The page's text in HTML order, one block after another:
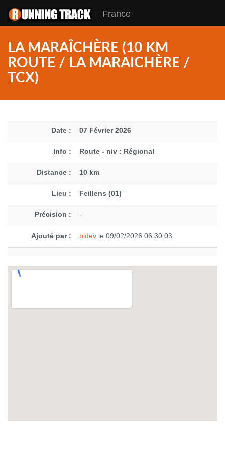
France
LA MARAÎCHÈRE (10 KM
ROUTE / LA MARAICHÈRE /
TCX)
Date : 07 Février 2026
Info : Route - niv : Régional
Distance : 10 km
Lieu : Feillens (01)
Précision : -
Ajouté par : bldev le 09/02/2026 06:30:03